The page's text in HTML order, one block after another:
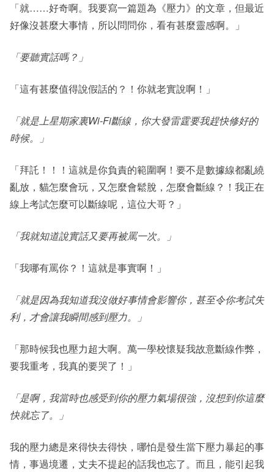
「就……好奇啊。我要寫一篇題為《壓力》的文章，但最近
好像沒甚麼大事情，所以問問你，看有甚麼靈感啊。」
「要聽實話嗎？」
「這有甚麼值得說假話的？！你就老實說啊！」
「就是上星期家裏Wi-Fi斷線，你大發雷霆要我趕快修好的
時候。」
「拜託！！！這就是你負責的範圍啊！要不是數據線都亂繞
亂放，貓怎麼會玩，又怎麼會鬆脫，怎麼會斷線？！我正在
線上考試怎麼可以斷線呢，這位大哥？」
「我就知道說實話又要再被罵一次。」
「我哪有罵你？！這就是事實啊！」
「就是因為我知道我沒做好事情會影響你，甚至令你考試失
利，才會讓我瞬間感到壓力。」
「那時候我也壓力超大啊。萬一學校懷疑我故意斷線作弊，
要我重考，我真的要哭了！」
「是啊，我當時也感受到你的壓力氣場很強，沒想到你這麼
快就忘了。」
我的壓力總是來得快去得快，哪怕是發生當下壓力暴起的事
情，事過境遷，丈夫不提起的話我也忘了。而且，能引起我